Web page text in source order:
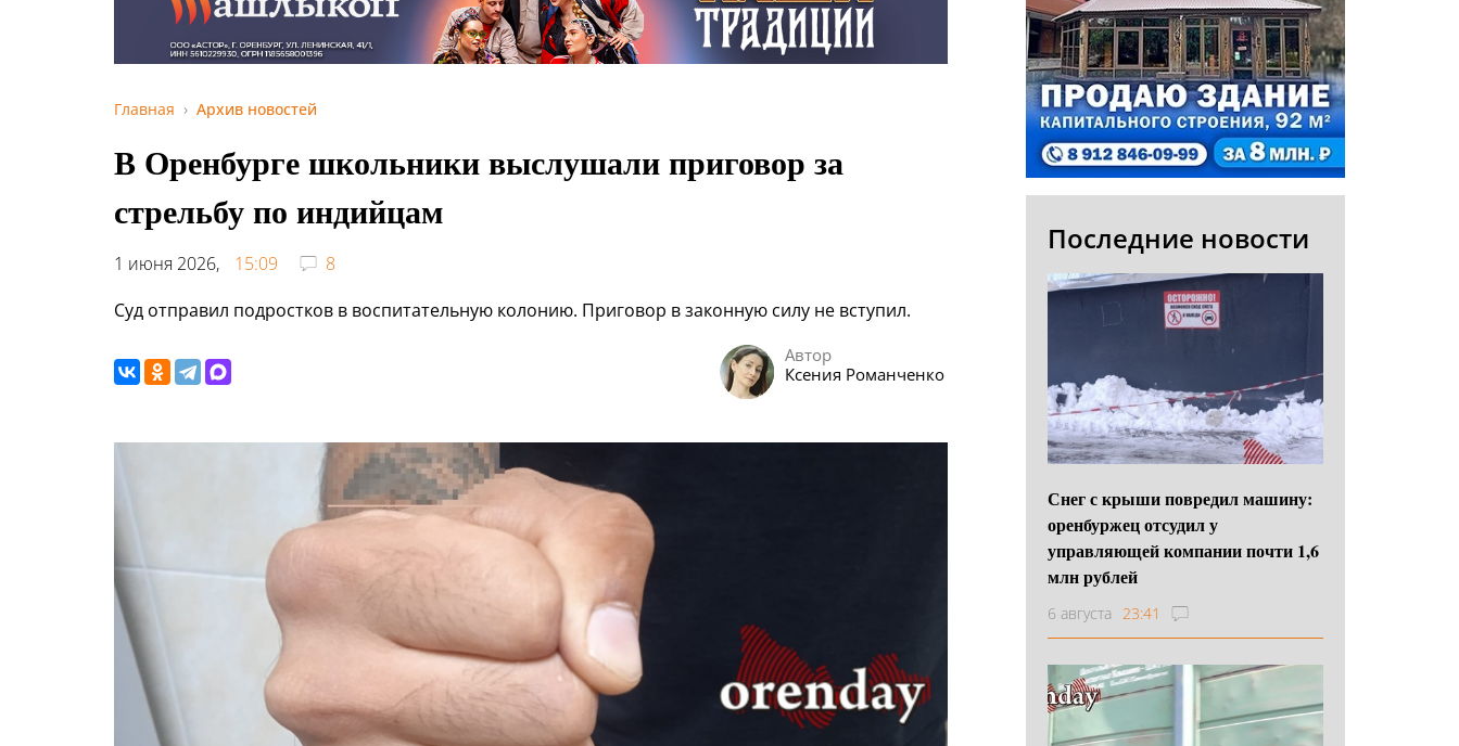
Главная Архив новостей
В Оренбурге школьники выслушали приговор за
стрельбу по индийцам
1 июня 2026, 15:09
8
Суд отправил подростков в воспитательную колонию. Приговор в законную силу не вступил.
Автор
Ксения Романченко
Последние новости
Снег с крыши повредил машину:
оренбуржец отсудил у
управляющей компании почти 1,6
млн рублей
6 августа 23:41